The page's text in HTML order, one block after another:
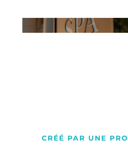
CRÉÉ PAR UNE PRO